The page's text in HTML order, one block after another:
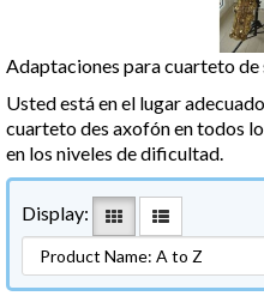
Adaptaciones para cuarteto
Usted está en el lugar
cuarteto des axofón en todos
en los niveles de dificultad.
Display: